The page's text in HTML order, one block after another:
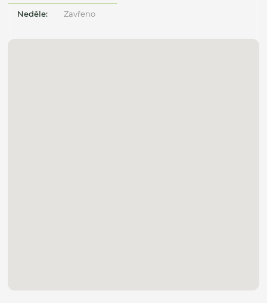
Neděle: Zavřeno